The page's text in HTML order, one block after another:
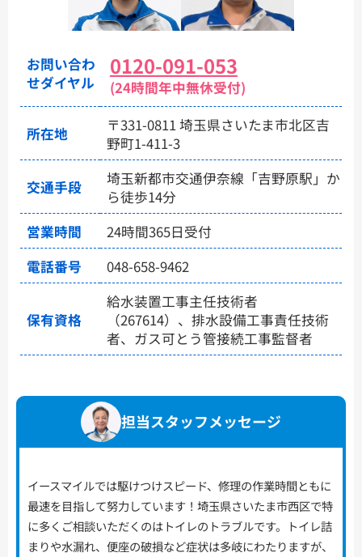
お問い合わ
せダイヤル
0120-091-053
(24時間年中無休受付)
所在地
〒331-0811 埼玉県さいたま市北区吉
野町1-411-3
交通手段
埼玉新都市交通伊奈線「吉野原駅」か
ら徒歩14分
営業時間
24時間365日受付
電話番号
048-658-9462
保有資格
給水装置工事主任技術者
（267614）、排水設備工事責任技術
者、ガス可とう管接続工事監督者
担当スタッフメッセージ
イースマイルでは駆けつけスピード、修理の作業時間ともに
最速を目指して努力しています！埼玉県さいたま市西区で特
に多くご相談いただくのはトイレのトラブルです。トイレ詰
まりや水漏れ、便座の破損など症状は多岐にわたりますが、